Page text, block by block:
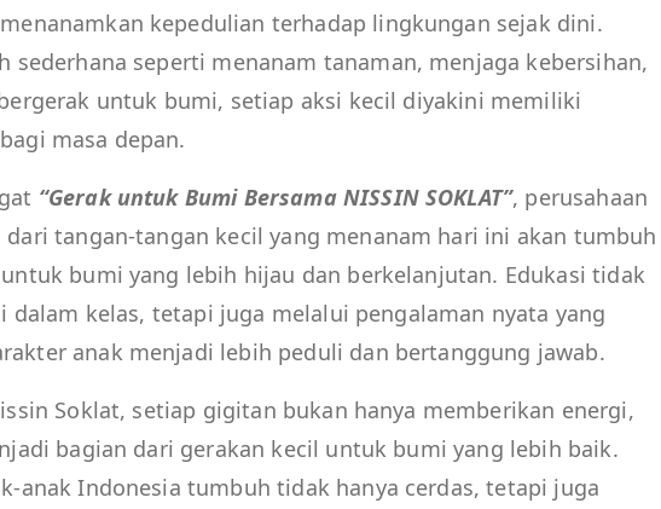
kepedulian terhadap lingkungan sejak dini.
sederhana seperti menanam tanaman, menjaga kebersihan,
untuk bumi, setiap aksi kecil diyakini memiliki
masa depan.
“Gerak untuk Bumi Bersama NISSIN SOKLAT”, perusahaan
dari tangan-tangan kecil yang menanam hari ini akan tumbuh
bumi yang lebih hijau dan berkelanjutan. Edukasi tidak
dalam kelas, tetapi juga melalui pengalaman nyata yang
anak menjadi lebih peduli dan bertanggung jawab.
Soklat, setiap gigitan bukan hanya memberikan energi,
bagian dari gerakan kecil untuk bumi yang lebih baik.
anak Indonesia tumbuh tidak hanya cerdas, tetapi juga